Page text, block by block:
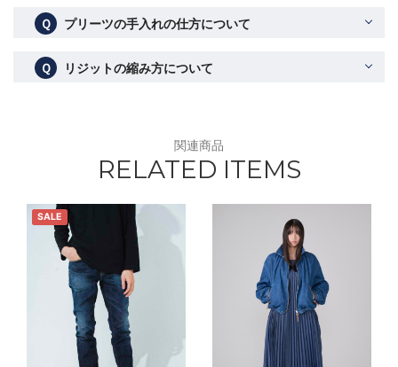
Ｑ プリーツの手入れの仕方について
Ｑ リジットの縮み方について
関連商品
RELATED ITEMS
SALE